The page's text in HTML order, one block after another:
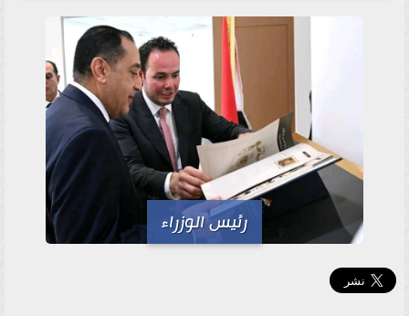
رئيس الوزراء